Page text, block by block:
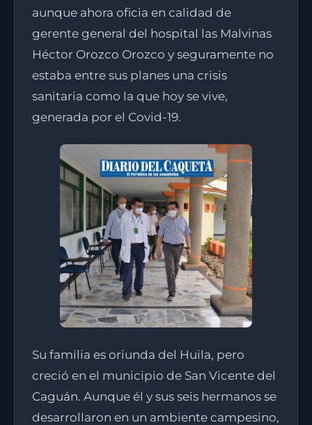
aunque ahora oficia en calidad de
gerente general del hospital las Malvinas
Héctor Orozco Orozco y seguramente no
estaba entre sus planes una crisis
sanitaria como la que hoy se vive,
generada por el Covid-19.
Su familia es oriunda del Huila, pero
creció en el municipio de San Vicente del
Caguán. Aunque él y sus seis hermanos se
desarrollaron en un ambiente campesino,